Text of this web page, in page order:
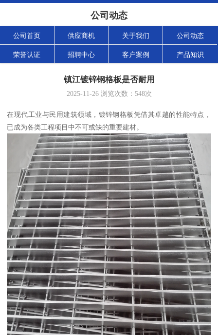
公司动态
公司首页 供应商机 关于我们 公司动态
荣誉认证 招聘中心 客户案例 产品知识
镇江镀锌钢格板是否耐用
2025-11-26浏览次数： 548次
在现代工业与民用建筑领域，镀锌钢格板凭借其卓越的性能特点，
已成为各类工程项目中不可或缺的重要建材。